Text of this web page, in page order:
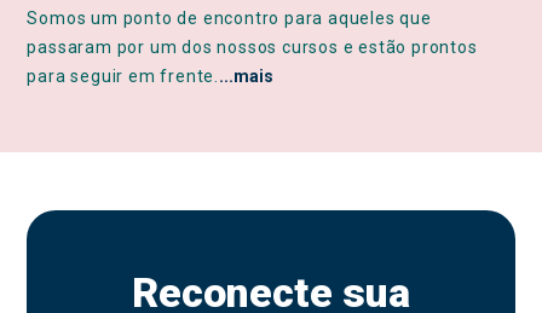
Somos um ponto de encontro para aqueles que
passaram por um dos nossos cursos e estão prontos
para seguir em frente. ...mais
Reconecte sua